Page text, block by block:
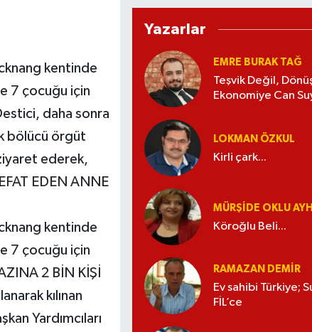
kentinde
7 çocuğu için
daha sonra
bölücü örgüt
ederek,
EDEN ANNE
kentinde
7 çocuğu için
2 BİN KİŞİ
kılınan
Yardımcıları
Yazarlar
EMRE BURAK TAĞ
Teşvik Değil,
Ekonomiye Can
LOKMAN ÖZKUL
Kirli çark...
MÜRŞIDE OKLU
Köroğlu Beli...
RAMAZAN DEMİR
Ev sahibi Türkiye;
FİL’ce